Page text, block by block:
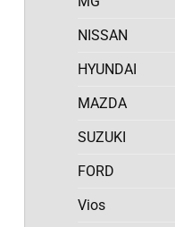
NISSAN
HYUNDAI
MAZDA
SUZUKI
FORD
Vios